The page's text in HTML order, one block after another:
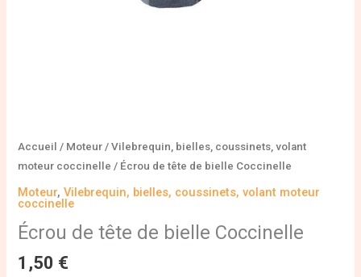
Accueil / Moteur /Vilebrequin, bielles, coussinets, volant
moteur coccinelle / Écrou de tête de bielle Coccinelle
Moteur,Vilebrequin, bielles, coussinets, volant moteur
coccinelle
Écrou de tête de bielle Coccinelle
1,50 €